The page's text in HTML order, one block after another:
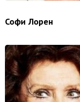
Софи Лорен